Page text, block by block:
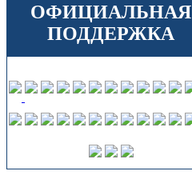
ОФИЦИАЛЬНАЯ
ПОДДЕРЖКА